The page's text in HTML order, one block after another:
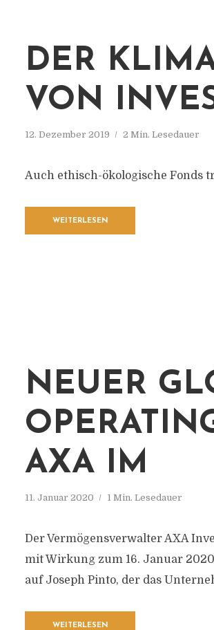
DER
ON
12. Dezember 2019 2 Min. Lesedauer
Auch ethisch-ökologische Fonds
WEITERLESEN
NEUER
AXA IM
11. Januar 2020 1 Min. Lesedauer
Der Vermögensverwalter AXA
mit Wirkung zum 16. Januar
auf Joseph Pinto, der das
WEITERLESEN